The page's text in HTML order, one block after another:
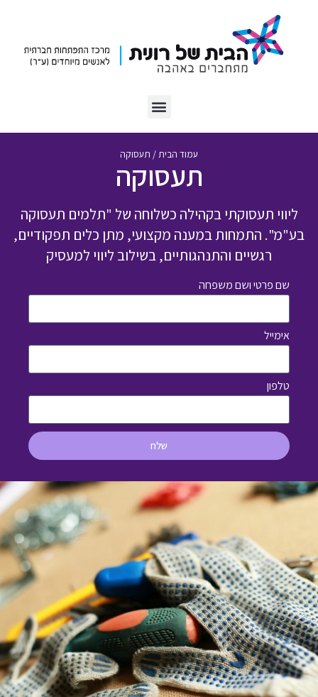
עמוד הבית/ תעסוקה
תעסוקה
ליווי תעסוקתי בקהילה כשלוחה של "תלמים תעסוקה
בע"מ". התמחות במענה מקצועי, מתן כלים תפקודיים,
רגשיים והתנהגותיים, בשילוב ליווי למעסיק
שם פרטי ושם משפחה
אימייל
טלפון
שלח